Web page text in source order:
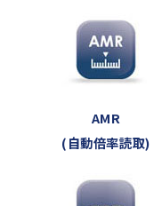
AMR
(自動倍率読取)